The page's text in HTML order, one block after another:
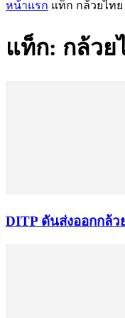
หน้าแรก แท็ก กล้วยไทย
แท็ก: กล้วย
DITP ดันส่งออกกล้ว